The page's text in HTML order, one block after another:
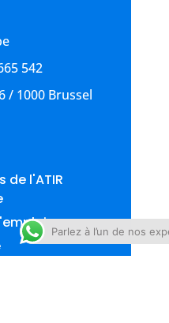
542
/ 1000 Brussel
de l'ATIR
Parlez à l’un de nos